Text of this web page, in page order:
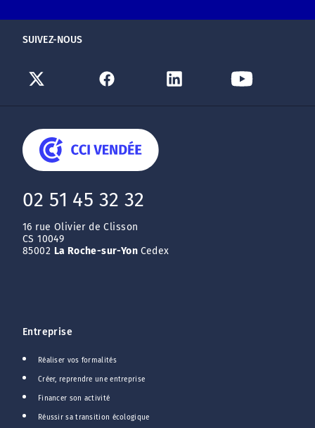
SUIVEZ-NOUS
02 51 45 32 32
16 rue Olivier de Clisson
CS 10049
85002 La Roche-sur-Yon Cedex
Entreprise
Réaliser vos formalités
Créer, reprendre une entreprise
Financer son activité
Réussir sa transition écologique